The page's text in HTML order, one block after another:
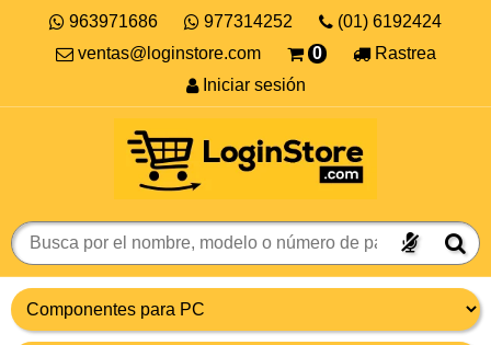
963971686 977314252
(01) 6192424
ventas@loginstore.com
0
Rastrea
Iniciar sesión